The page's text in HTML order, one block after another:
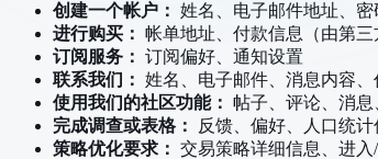
创建一个帐户： 姓名、电子邮件地址、
进行购买： 帐单地址、付款信息（由第三
订阅服务： 订阅偏好、通知设置
联系我们： 姓名、电子邮件、消息内容、
使用我们的社区功能： 帖子、评论、消息
完成调查或表格：
反馈、偏好、人口统计
策略优化要求： 交易策略详细信息、进